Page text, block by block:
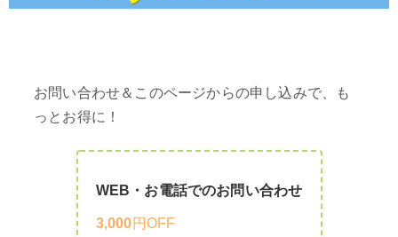
お問い合わせ＆このページからの申し込みで、も
っとお得に！
WEB・お電話でのお問い合わせ
3,000 円OFF